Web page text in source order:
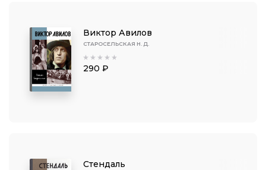
Виктор Авилов
СТАРОСЕЛЬСКАЯ Н. Д.
290 ₽
Стендаль